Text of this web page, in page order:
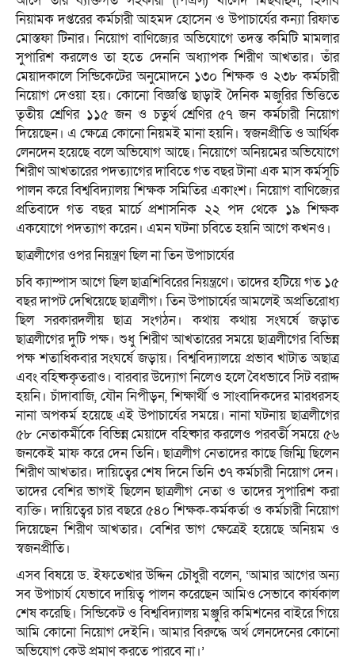
নিয়ামক দপ্তরের কর্মচারী আহমদ হোসেন ও উপাচার্যের কন্যা রিফাত
মোস্তফা টিনার। নিয়োগ বাণিজ্যের অভিযোগে তদন্ত কমিটি মামলার
সুপারিশ করলেও তা হতে দেননি অধ্যাপক শিরীণ আখতার। তাঁর
মেয়াদকালে সিন্ডিকেটের অনুমোদনে ১৩০ শিক্ষক ও ২৩৮ কর্মচারী
নিয়োগ দেওয়া হয়। কোনো বিজ্ঞপ্তি ছাড়াই দৈনিক মজুরির ভিত্তিতে
তৃতীয় শ্রেণির ১১৫ জন ও চতুর্থ শ্রেণির ৫৭ জন কর্মচারী নিয়োগ
দিয়েছেন। এ ক্ষেত্রে কোনো নিয়মই মানা হয়নি। স্বজনপ্রীতি ও আর্থিক
লেনদেন হয়েছে বলে অভিযোগ আছে। নিয়োগে অনিয়মের অভিযোগে
শিরীণ আখতারের পদত্যাগের দাবিতে গত বছর টানা এক মাস কর্মসূচি
পালন করে বিশ্ববিদ্যালয় শিক্ষক সমিতির একাংশ। নিয়োগ বাণিজ্যের
প্রতিবাদে গত বছর মার্চে প্রশাসনিক ২২ পদ থেকে ১৯ শিক্ষক
একযোগে পদত্যাগ করেন। এমন ঘটনা চবিতে হয়নি আগে কখনও।
ছাত্রলীগের ওপর নিয়ন্ত্রণ ছিল না তিন উপাচার্যের
চবি ক্যাম্পাস আগে ছিল ছাত্রশিবিরের নিয়ন্ত্রণে। তাদের হটিয়ে গত ১৫
বছর দাপট দেখিয়েছে ছাত্রলীগ। তিন উপাচার্যের আমলেই অপ্রতিরোধ্য
ছিল সরকারদলীয় ছাত্র সংগঠন। কথায় কথায় সংঘর্ষে জড়াত
ছাত্রলীগের দুটি পক্ষ। শুধু শিরীণ আখতারের সময়ে ছাত্রলীগের বিভিন্ন
পক্ষ শতাধিকবার সংঘর্ষে জড়ায়। বিশ্ববিদ্যালয়ে প্রভাব খাটাত অছাত্র
এবং বহিষ্ককৃতরাও। বারবার উদ্যোগ নিলেও হলে বৈধভাবে সিট বরাদ্দ
হয়নি। চাঁদাবাজি, যৌন নিপীড়ন, শিক্ষার্থী ও সাংবাদিকদের মারধরসহ
নানা অপকর্ম হয়েছে এই উপাচার্যের সময়ে। নানা ঘটনায় ছাত্রলীগের
৫৮ নেতাকর্মীকে বিভিন্ন মেয়াদে বহিষ্কার করলেও পরবর্তী সময়ে ৫৬
জনকেই মাফ করে দেন তিনি। ছাত্রলীগ নেতাদের কাছে জিম্মি ছিলেন
শিরীণ আখতার। দায়িত্বের শেষ দিনে তিনি ৩৭ কর্মচারী নিয়োগ দেন।
তাদের বেশির ভাগই ছিলেন ছাত্রলীগ নেতা ও তাদের সুপারিশ করা
ব্যক্তি। দায়িত্বের চার বছরে ৫৪০ শিক্ষক-কর্মকর্তা ও কর্মচারী নিয়োগ
দিয়েছেন শিরীণ আখতার। বেশির ভাগ ক্ষেত্রেই হয়েছে অনিয়ম ও
স্বজনপ্রীতি।
এসব বিষয়ে ড. ইফতেখার উদ্দিন চৌধুরী বলেন, ‘আমার আগের অন্য
সব উপাচার্য যেভাবে দায়িত্ব পালন করেছেন আমিও সেভাবে কার্যকাল
শেষ করেছি। সিন্ডিকেট ও বিশ্ববিদ্যালয় মঞ্জুরি কমিশনের বাইরে গিয়ে
আমি কোনো নিয়োগ দেইনি। আমার বিরুদ্ধে অর্থ লেনদেনের কোনো
অভিযোগ কেউ প্রমাণ করতে পারবে না।’